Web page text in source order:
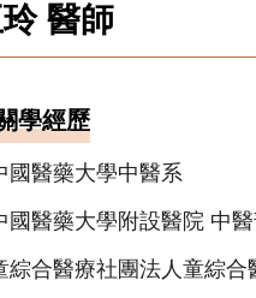
醫師
學經歷
國醫藥大學中醫系
國醫藥大學附設醫院 中
綜合醫療社團法人童綜合